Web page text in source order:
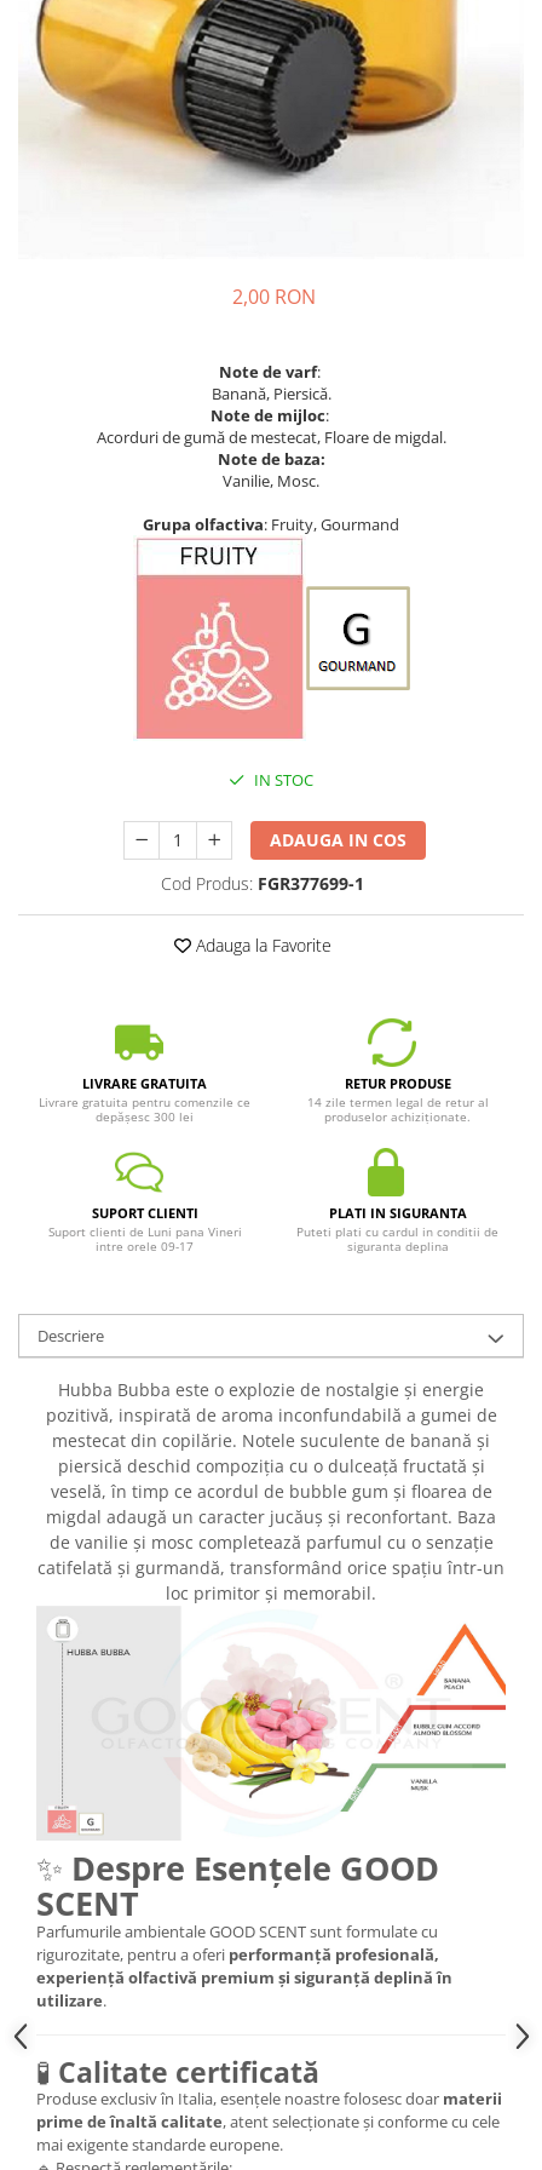
2,00 RON
Note de varf:
Banană, Piersică.
Note de mijloc:
Acorduri de gumă de mestecat, Floare de migdal.
Note de baza:
Vanilie, Mosc.
Grupa olfactiva: Fruity, Gourmand
IN STOC
ADAUGA IN COS
Cod Produs: FGR377699-1
Adauga la Favorite
LIVRARE GRATUITA
Livrare gratuita pentru comenzile ce
depășesc 300 lei
RETUR PRODUSE
14 zile termen legal de retur al
produselor achiziționate.
SUPORT CLIENTI
Suport clienti de Luni pana Vineri
intre orele 09-17
PLATI IN SIGURANTA
Puteti plati cu cardul in conditii de
siguranta deplina
Descriere
Hubba Bubba este o explozie de nostalgie și energie
pozitivă, inspirată de aroma inconfundabilă a gumei de
mestecat din copilărie. Notele suculente de banană și
piersică deschid compoziția cu o dulceață fructată și
veselă, în timp ce acordul de bubble gum și floarea de
migdal adaugă un caracter jucăuș și reconfortant. Baza
de vanilie și mosc completează parfumul cu o senzație
catifelată și gurmandă, transformând orice spațiu într-un
loc primitor și memorabil.
✨ Despre Esențele GOOD
SCENT
Parfumurile ambientale GOOD SCENT sunt formulate cu
rigurozitate, pentru a oferi performanță profesională,
experiență olfactivă premium și siguranță deplină în
utilizare.
🧪 Calitate certificată
Produse exclusiv în Italia, esențele noastre folosesc doar materii
prime de înaltă calitate, atent selecționate și conforme cu cele
mai exigente standarde europene.